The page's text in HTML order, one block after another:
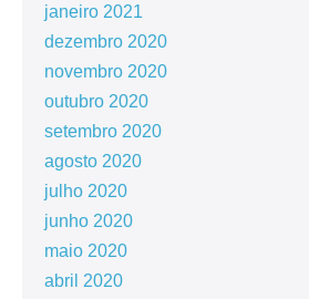
janeiro 2021
dezembro 2020
novembro 2020
outubro 2020
setembro 2020
agosto 2020
julho 2020
junho 2020
maio 2020
abril 2020